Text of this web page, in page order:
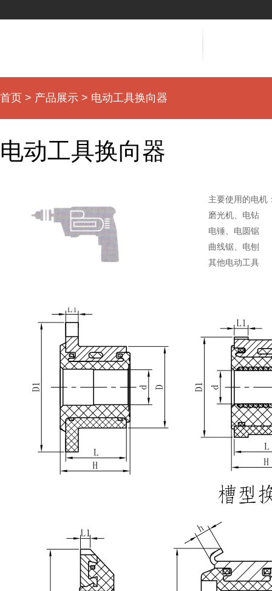
首页 > 产品展示 > 电动工具换向器
电动工具换向器
主要使用的电机
磨光机、电钻
电锤、电圆锯
曲线锯、电刨
其他电动工具